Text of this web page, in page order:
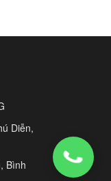
Diễn,
Bình